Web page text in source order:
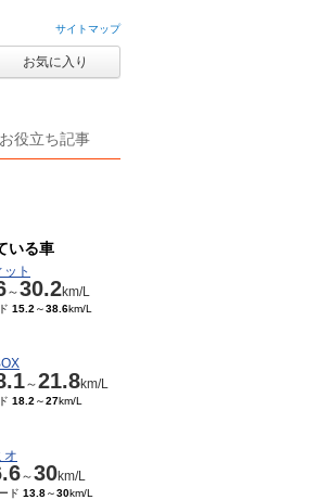
サイトマップ
お気に入り
お役立ち記事
いる車
ト
～30.2km/L
15.2 ～38.6km/L
～21.8km/L
18.2 ～27km/L
オ
～30km/L
ド 13.8～30km/L